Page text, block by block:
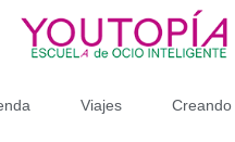
Viajes